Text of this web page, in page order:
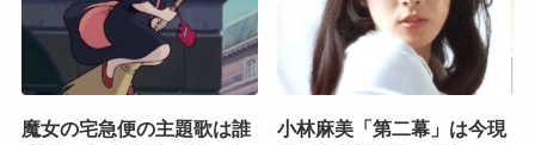
魔女の宅急便の主題歌は誰
小林麻美「第二幕」は今現